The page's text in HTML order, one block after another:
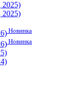
Новинка
Новинка